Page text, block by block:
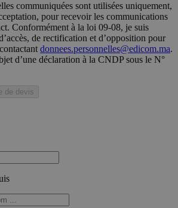
communiquées sont utilisées uniquement,
pour recevoir les communications
Conformément à la loi 09-08, je suis
de rectification et d’opposition pour
donnees.personnelles@edicom.ma.
d’une déclaration à la CNDP sous le N°
de devis